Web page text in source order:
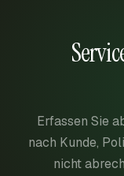
Erfassen Sie
nach Kunde,
nicht